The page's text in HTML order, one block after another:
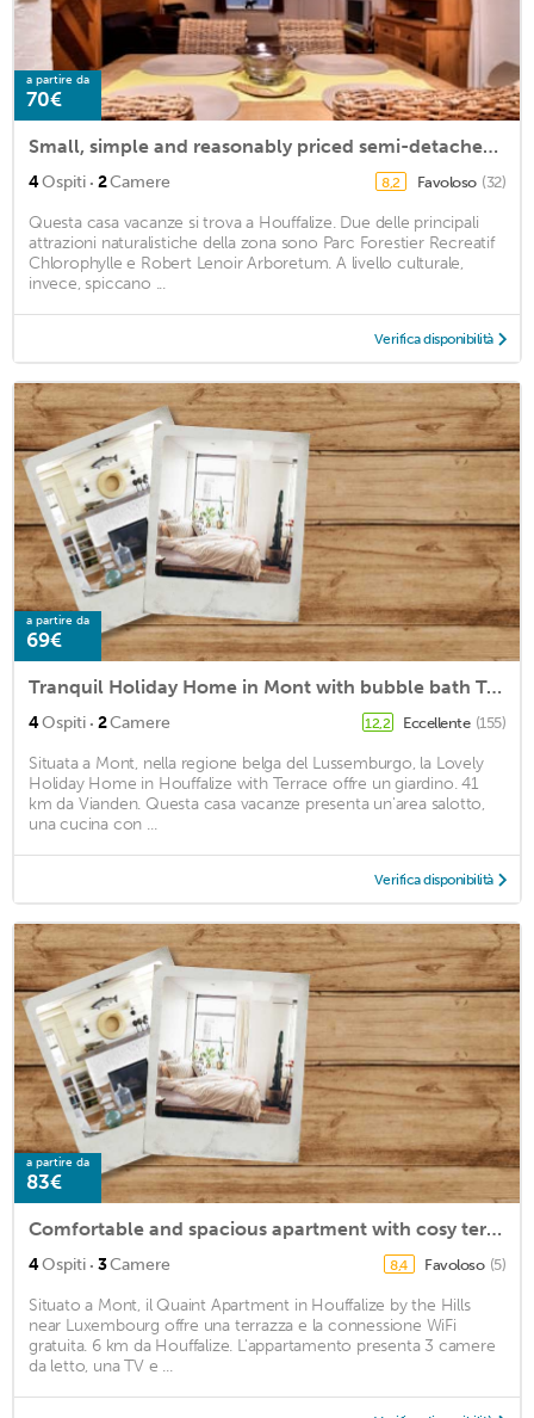
a partire da
70€
Small, simple and reasonably priced semi-detached house with its own terrace
4Ospiti · 2Camere 8,2 Favoloso (32)
Questa casa vacanze si trova a Houffalize. Due delle principali
attrazioni naturalistiche della zona sono Parc Forestier Recreatif
Chlorophylle e Robert Lenoir Arboretum. A livello culturale,
invece, spiccano ...
Verifica disponibilità
a partire da
69€
Tranquil Holiday Home in Mont with bubble bath Terrace Garden
4Ospiti · 2Camere 12,2 Eccellente (155)
Situata a Mont, nella regione belga del Lussemburgo, la Lovely
Holiday Home in Houffalize with Terrace offre un giardino. 41
km da Vianden. Questa casa vacanze presenta un'area salotto,
una cucina con ...
Verifica disponibilità
a partire da
83€
Comfortable and spacious apartment with cosy terrace and fabulous view
4Ospiti · 3Camere 8,4 Favoloso (5)
Situato a Mont, il Quaint Apartment in Houffalize by the Hills
near Luxembourg offre una terrazza e la connessione WiFi
gratuita. 6 km da Houffalize. L'appartamento presenta 3 camere
da letto, una TV e ...